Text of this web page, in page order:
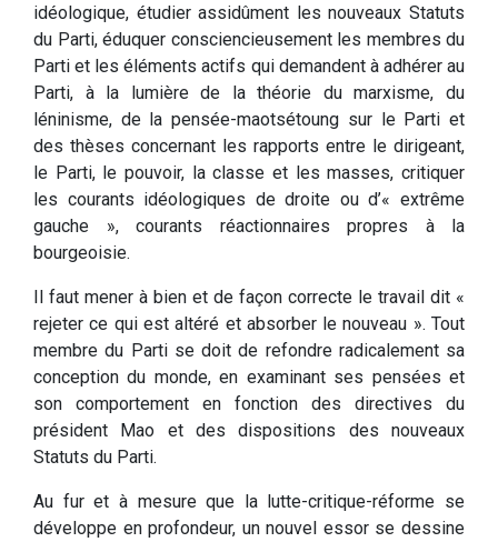
idéologique, étudier assidûment les nouveaux Statuts
du Parti, éduquer consciencieusement les membres du
Parti et les éléments actifs qui demandent à adhérer au
Parti, à la lumière de la théorie du marxisme, du
léninisme, de la pensée-maotsétoung sur le Parti et
des thèses concernant les rapports entre le dirigeant,
le Parti, le pouvoir, la classe et les masses, critiquer
les courants idéologiques de droite ou d’« extrême
gauche », courants réactionnaires propres à la
bourgeoisie.
Il faut mener à bien et de façon correcte le travail dit «
rejeter ce qui est altéré et absorber le nouveau ». Tout
membre du Parti se doit de refondre radicalement sa
conception du monde, en examinant ses pensées et
son comportement en fonction des directives du
président Mao et des dispositions des nouveaux
Statuts du Parti.
Au fur et à mesure que la lutte-critique-réforme se
développe en profondeur, un nouvel essor se dessine